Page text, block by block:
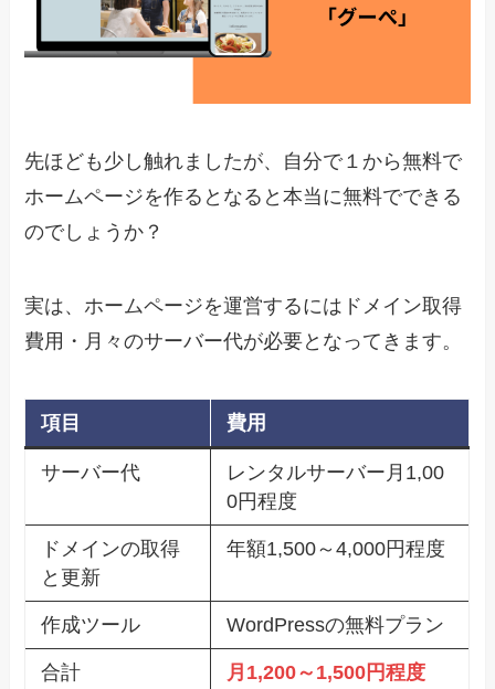
先ほども少し触れましたが、自分で１から無料で
ホームページを作るとなると本当に無料でできる
のでしょうか？
実は、ホームページを運営するにはドメイン取得
費用・月々のサーバー代が必要となってきます。
項目 費用
サーバー代
レンタルサーバー月1,00
0円程度
ドメインの取得
と更新
年額1,500～4,000円程度
作成ツール WordPressの無料プラン
合計 月1,200～1,500円程度